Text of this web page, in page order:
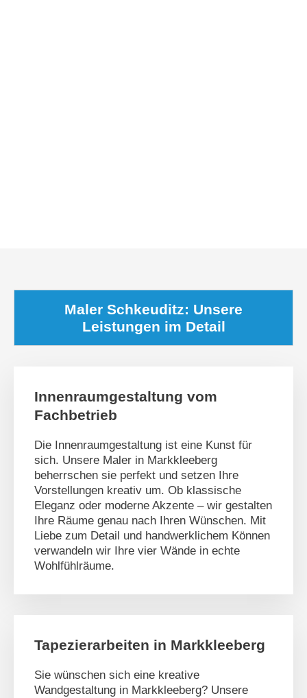
Maler Schkeuditz: Unsere
Leistungen im Detail
Innenraumgestaltung vom
Fachbetrieb
Die Innenraumgestaltung ist eine Kunst für
sich. Unsere Maler in Markkleeberg
beherrschen sie perfekt und setzen Ihre
Vorstellungen kreativ um. Ob klassische
Eleganz oder moderne Akzente – wir gestalten
Ihre Räume genau nach Ihren Wünschen. Mit
Liebe zum Detail und handwerklichem Können
verwandeln wir Ihre vier Wände in echte
Wohlfühlräume.
Tapezierarbeiten in Markkleeberg
Sie wünschen sich eine kreative
Wandgestaltung in Markkleeberg? Unsere